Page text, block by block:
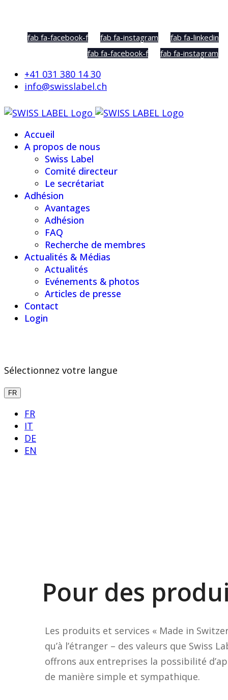
fab fa-facebook-f fab fa-instagram
fab fa-linkedin
fab fa-facebook-f
fab fa-instagram
+41 031 380 14 30
info@swisslabel.ch
Accueil
A propos de nous
Swiss Label
Comité directeur
Le secrétariat
Adhésion
Avantages
Adhésion
FAQ
Recherche de membres
Actualités & Médias
Actualités
Evénements & photos
Articles de presse
Contact
Login
Sélectionnez votre langue
FR
FR
IT
DE
EN
Pour des
Les produits et services « Made in
qu’à l’étranger – des valeurs que Swiss
offrons aux entreprises la possibilité
de manière simple et sympathique.